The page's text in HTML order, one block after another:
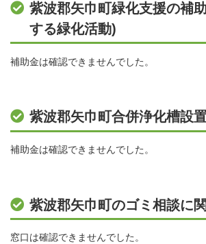
紫波郡矢巾町緑化支援の補
する緑化活動)
補助金は確認できませんでした。
紫波郡矢巾町合併浄化槽設
補助金は確認できませんでした。
紫波郡矢巾町のゴミ相談に
窓口は確認できませんでした。